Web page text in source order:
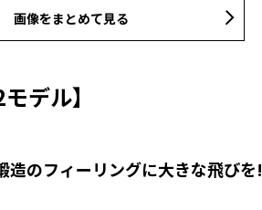
画像をまとめて見る
デル】
造のフィーリングに大きな飛びを!